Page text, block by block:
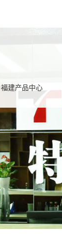
福建产品中心